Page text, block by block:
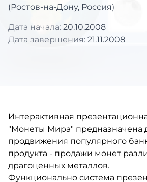
(Ростов-на-Дону, Россия)
Дата начала: 20.10.2008
Дата завершения: 21.11.2008
Интерактивная
"Монеты Мира" предназначена
продвижения популярного
продукта - продажи монет
драгоценных металлов.
Функционально система